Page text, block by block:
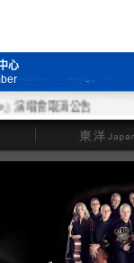
心
唱會取消公告
東洋